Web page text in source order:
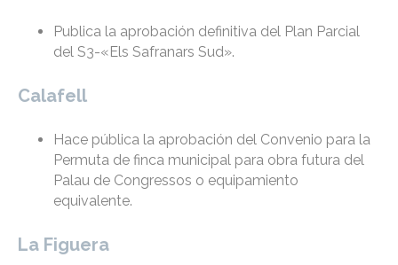
Publica la aprobación definitiva del Plan Parcial
del S3-«Els Safranars Sud».
Calafell
Hace pública la aprobación del Convenio para la
Permuta de finca municipal para obra futura del
Palau de Congressos o equipamiento
equivalente.
La Figuera